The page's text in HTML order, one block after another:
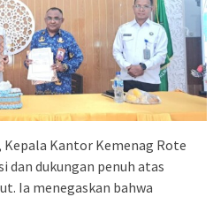
Kepala Kantor Kemenag Rote
dan dukungan penuh atas
Ia menegaskan bahwa